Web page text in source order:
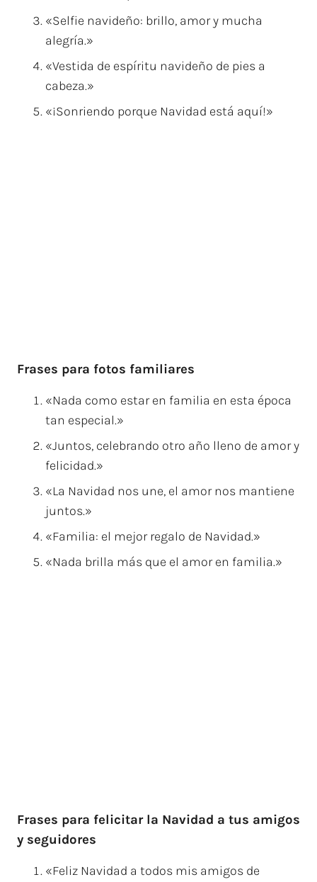
«Selfie navideño: brillo, amor y mucha
alegría.»
«Vestida de espíritu navideño de pies a
cabeza.»
«¡Sonriendo porque Navidad está aquí!»
Frases para fotos familiares
«Nada como estar en familia en esta época
tan especial.»
«Juntos, celebrando otro año lleno de amor y
felicidad.»
«La Navidad nos une, el amor nos mantiene
juntos.»
«Familia: el mejor regalo de Navidad.»
«Nada brilla más que el amor en familia.»
Frases para felicitar la Navidad a tus amigos
y seguidores
«Feliz Navidad a todos mis amigos de